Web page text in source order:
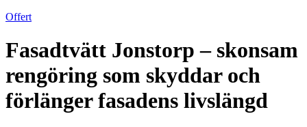
Offert
Fasadtvätt Jonstorp – skonsam
rengöring som skyddar och
förlänger fasadens livslängd